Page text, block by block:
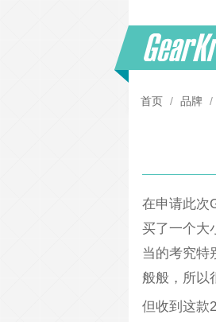
首页 / 品牌 /
在申请此次
买了一个大
当的考究特
般般，所以
但收到这款